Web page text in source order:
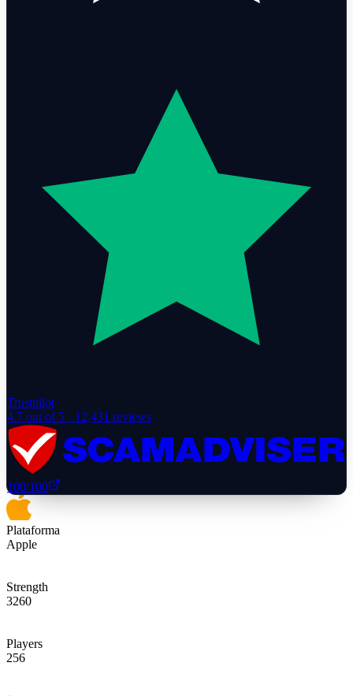
Trustpilot
4.7 out of 5 · 12,431 reviews
100/100
Plataforma
Apple
Strength
3260
Players
256